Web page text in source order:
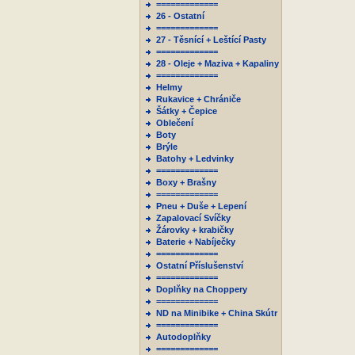
=============
26 - Ostatní
=============
27 - Těsnící + Leštící Pasty
=============
28 - Oleje + Maziva + Kapaliny
=============
Helmy
Rukavice + Chrániče
Šátky + Čepice
Oblečení
Boty
Brýle
Batohy + Ledvinky
=============
Boxy + Brašny
=============
Pneu + Duše + Lepení
Zapalovací Svíčky
Žárovky + krabičky
Baterie + Nabíječky
=============
Ostatní Příslušenství
=============
Doplňky na Choppery
=============
ND na Minibike + China Skútr
=============
Autodoplňky
=============